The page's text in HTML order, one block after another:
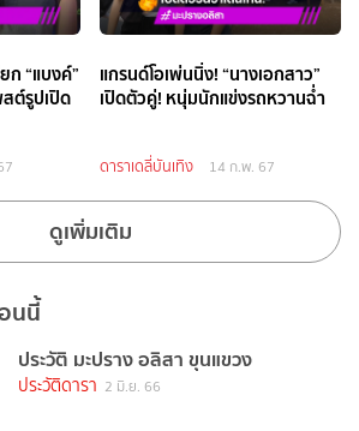
ก “แบงค์”
ต์รูปเปิด
แกรนด์โอเพ่นนิ่ง! “นางเอกสาว”
เปิดตัวคู่! หนุ่มนักแข่งรถหวานฉ่ำ
ดาราเดลี่บันเทิง 14 ก.พ. 67
ดูเพิ่มเติม
นนี้
ประวัติ มะปราง อลิสา ขุนแขวง
ประวัติดารา 2 มิ.ย. 66